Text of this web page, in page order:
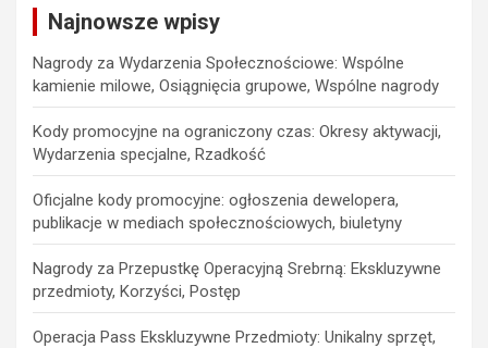
Najnowsze wpisy
Nagrody za Wydarzenia Społecznościowe: Wspólne
kamienie milowe, Osiągnięcia grupowe, Wspólne nagrody
Kody promocyjne na ograniczony czas: Okresy aktywacji,
Wydarzenia specjalne, Rzadkość
Oficjalne kody promocyjne: ogłoszenia dewelopera,
publikacje w mediach społecznościowych, biuletyny
Nagrody za Przepustkę Operacyjną Srebrną: Ekskluzywne
przedmioty, Korzyści, Postęp
Operacja Pass Ekskluzywne Przedmioty: Unikalny sprzęt,